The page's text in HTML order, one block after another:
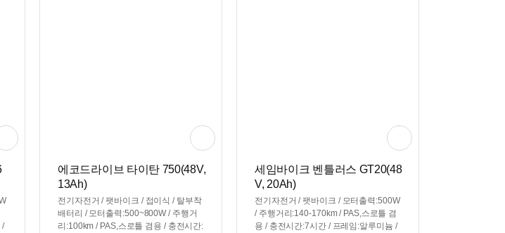
/
에코드라이브 타이탄 750(48V,
13Ah)
전기자전거 / 팻바이크 / 접이식 / 탈부착
배터리 / 모터출력:500~800W / 주행거
리:100km / PAS,스로틀 겸용 / 충전시간:
세임바이크 벤틀러스 GT20(48
V, 20Ah)
전기자전거 / 팻바이크 / 모터출력:500W
/ 주행거리:140-170km / PAS,스로틀 겸
용 / 충전시간:7시간 / 프레임:알루미늄 /